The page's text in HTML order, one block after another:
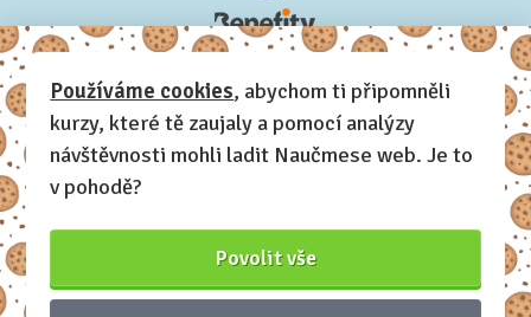
Používáme cookies, abychom ti připomněli
kurzy, které tě zaujaly a pomocí analýzy
návštěvnosti mohli ladit Naučmese web. Je to
v pohodě?
Povolit vše